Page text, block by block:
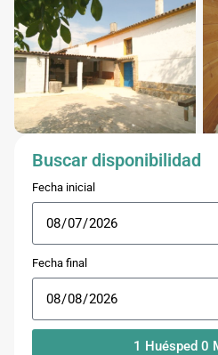
Buscar disponibilidad
Fecha inicial
Fecha final
1 Huésped 0